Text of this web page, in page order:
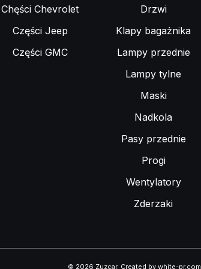
Chęści Chevrolet
Części Jeep
Części GMC
Drzwi
Klapy bagażnika
Lampy przednie
Lampy tylne
Maski
Nadkola
Pasy przednie
Progi
Wentylatory
Zderzaki
© 2026 Zuzcar. Created by white-pr.com